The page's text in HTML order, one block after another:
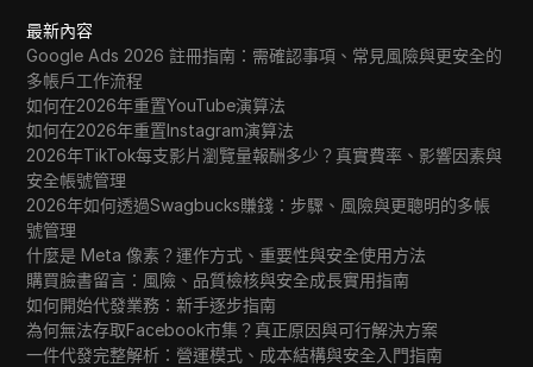
最新內容
Google Ads 2026 註冊指南：需確認事項、常見風險與更安全的
多帳戶工作流程
如何在2026年重置YouTube演算法
如何在2026年重置Instagram演算法
2026年TikTok每支影片瀏覽量報酬多少？真實費率、影響因素與
安全帳號管理
2026年如何透過Swagbucks賺錢：步驟、風險與更聰明的多帳
號管理
什麼是 Meta 像素？運作方式、重要性與安全使用方法
購買臉書留言：風險、品質檢核與安全成長實用指南
如何開始代發業務：新手逐步指南
為何無法存取Facebook市集？真正原因與可行解決方案
一件代發完整解析：營運模式、成本結構與安全入門指南